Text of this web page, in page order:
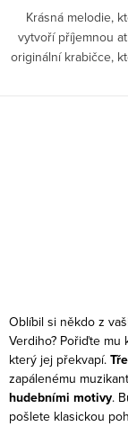
Krásná melodie,
vytvoří příjemnou
originální krabičce,
v
l
á
d
a
Oblíbil si někdo z
Verdiho? Pořiďte mu
který jej překvapí.
zapálenému
hudebními motivy.
pošlete klasickou